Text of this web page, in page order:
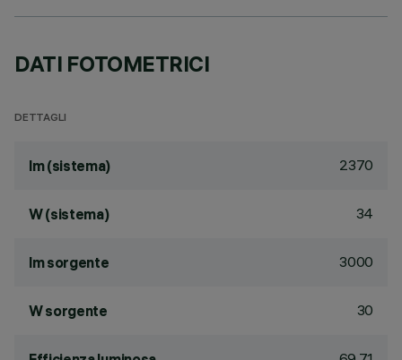
DATI FOTOMETRICI
DETTAGLI
lm (sistema) 2370
W (sistema) 34
lm sorgente 3000
W sorgente 30